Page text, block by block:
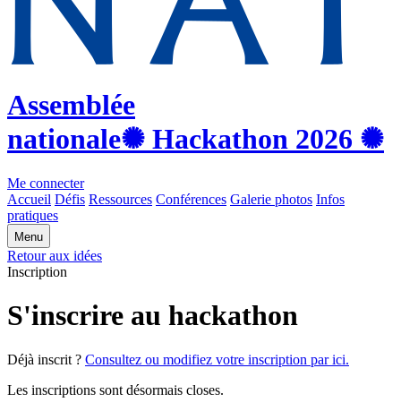
Assemblée
nationale✺ Hackathon 2026 ✺
Me connecter
Accueil Défis Ressources Conférences Galerie photos Infos
pratiques
Menu
Retour aux idées
Inscription
S'inscrire au hackathon
Déjà inscrit ? Consultez ou modifiez votre inscription par ici.
Les inscriptions sont désormais closes.